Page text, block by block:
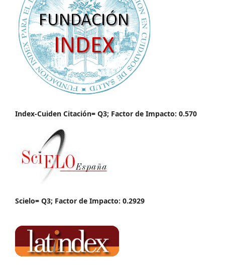
Index-Cuiden Citación= Q3; Factor de Impacto: 0.570
Scielo= Q3; Factor de Impacto: 0.2929